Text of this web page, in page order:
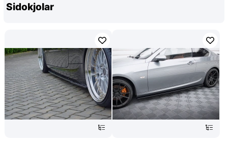
Sidokjolar